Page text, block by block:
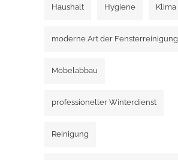
Haushalt Hygiene Klima
moderne Art der Fensterreinigung
Möbelabbau
professioneller Winterdienst
Reinigung